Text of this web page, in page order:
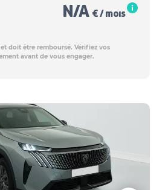
N/A € / mois
doit être remboursé. Vérifiez vos
avant de vous engager.